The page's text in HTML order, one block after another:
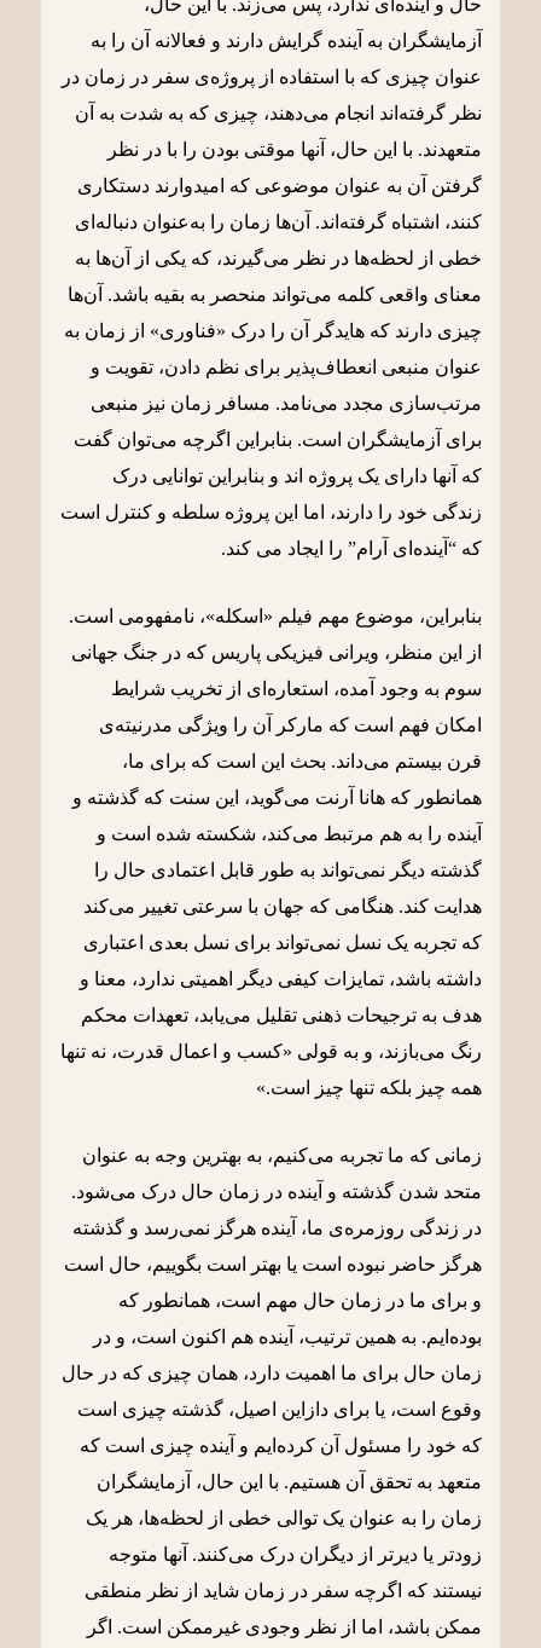
آزمایشگران به آینده گرایش دارند و فعالانه آن را به
عنوان چیزی که با استفاده از پروژه‌ی سفر در زمان در
نظر گرفته‌اند انجام می‌دهند، چیزی که به شدت به آن
متعهدند. با این حال، آنها موقتی بودن را با در نظر
گرفتن آن به عنوان موضوعی که امیدوارند دستکاری
کنند، اشتباه گرفته‌اند. آن‌ها زمان را به‌عنوان دنباله‌ای
خطی از لحظه‌ها در نظر می‌گیرند، که یکی از آن‌ها به
معنای واقعی کلمه می‌تواند منحصر به بقیه باشد. آن‌ها
چیزی دارند که هایدگر آن را درک «فناوری» از زمان به‌
عنوان منبعی انعطاف‌پذیر برای نظم دادن، تقویت و
مرتب‌سازی مجدد می‌نامد. مسافر زمان نیز منبعی
برای آزمایشگران است. بنابراین اگرچه می‌توان گفت
که آنها دارای یک پروژه اند و بنابراین توانایی درک
زندگی خود را دارند، اما این پروژه سلطه و کنترل است
که “آینده‌ای آرام” را ایجاد می کند.
بنابراین، موضوع مهم فیلم «اسکله»، نامفهومی است.
از این منظر، ویرانی فیزیکی پاریس که در جنگ جهانی
سوم به وجود آمده، استعاره‌ای از تخریب شرایط
امکان فهم است که مارکر آن را ویژگی مدرنیته‌ی
قرن بیستم می‌داند. بحث این است که برای ما،
همانطور که هانا آرنت می‌گوید، این سنت که گذشته و
آینده را به هم مرتبط می‌کند، شکسته شده است و
گذشته دیگر نمی‌تواند به طور قابل اعتمادی حال را
هدایت کند. هنگامی که جهان با سرعتی تغییر می‌کند
که تجربه یک نسل نمی‌تواند برای نسل بعدی اعتباری
داشته باشد، تمایزات کیفی دیگر اهمیتی ندارد، معنا و
هدف به ترجیحات ذهنی تقلیل می‌یابد، تعهدات محکم
رنگ می‌بازند، و به قولی «کسب و اعمال قدرت، نه تنها
همه چیز بلکه تنها چیز است.»
زمانی که ما تجربه می‌کنیم، به بهترین وجه به عنوان
متحد شدن گذشته و آینده در زمان حال درک می‌شود.
در زندگی روزمره‌ی ما، آینده هرگز نمی‌رسد و گذشته
هرگز حاضر نبوده است یا بهتر است بگوییم، حال است
و برای ما در زمان حال مهم است، همانطور که
بوده‌ایم. به همین ترتیب، آینده هم اکنون است، و در
زمان حال برای ما اهمیت دارد، همان چیزی که در حال
وقوع است، یا برای دازاین اصیل، گذشته چیزی است
که خود را مسئول آن کرده‌ایم و آینده چیزی است که
متعهد به تحقق آن هستیم. با این حال، آزمایشگران
زمان را به‌ عنوان یک توالی خطی از لحظه‌ها، هر یک
زودتر یا دیرتر از دیگران درک می‌کنند. آنها متوجه
نیستند که اگرچه سفر در زمان شاید از نظر منطقی
ممکن باشد، اما از نظر وجودی غیرممکن است. اگر